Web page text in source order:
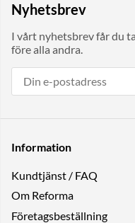
Nyhetsbrev
I vårt nyhetsbrev får du
före alla andra.
Information
Kundtjänst / FAQ
Om Reforma
Företagsbeställning